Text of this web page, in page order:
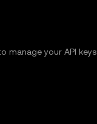
manage your API keys